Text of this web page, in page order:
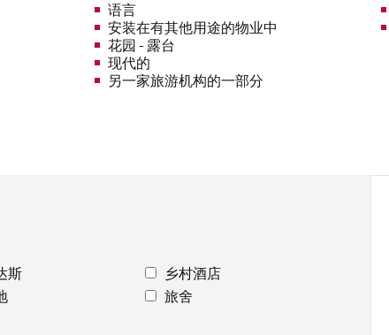
语言
安装在有其他用途的物业中
花园 - 露台
现代的
另一家旅游机构的一部分
斯
乡村酒店
旅舍